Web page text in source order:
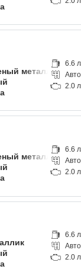
металлик
6.6
2.0
металлик
6.6
2.0
6.6
2.0